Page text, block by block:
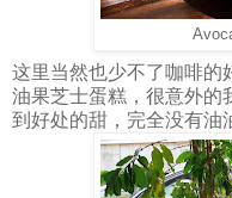
这里当然也少不了咖啡的
油果芝士蛋糕，很意外的
到好处的甜，完全没有油